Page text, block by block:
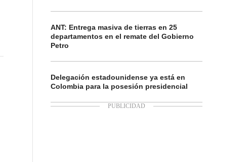
ANT: Entrega masiva de tierras en 25
departamentos en el remate del Gobierno
Petro
Delegación estadounidense ya está en
Colombia para la posesión presidencial